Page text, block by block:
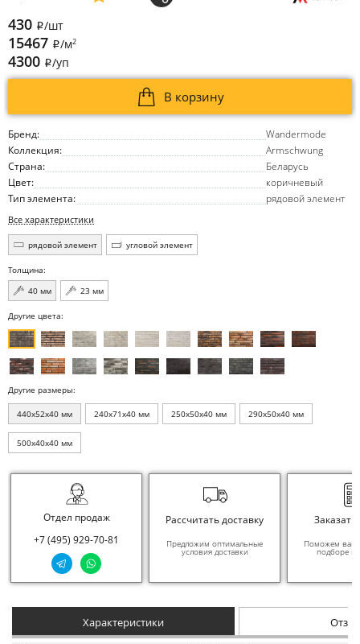
Бренд:
Wandermode
Коллекция:
Armschwung
Страна:
Беларусь
Цвет:
коричневый
Тип элемента:
рядовой элемент
Все характеристики
рядовой элемент угловой элемент
Толщина:
40 мм
23 мм
430 i/шт
15467 i/м2
4300 i/уп
В корзину
Другие цвета:
Другие размеры:
440x52x40 мм 240x71x40 мм 250x50x40 мм 290x50x40 мм
500x40x40 мм
Отдел продаж
+7 (495) 929-70-81
Рассчитать доставку
Предложим оптимальные
условия доставки
Заказать
Поможем вам
подборе
Характеристики